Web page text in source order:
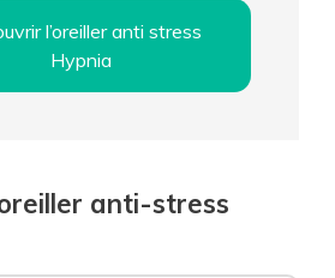
l’oreiller anti stress
Hypnia
anti-stress